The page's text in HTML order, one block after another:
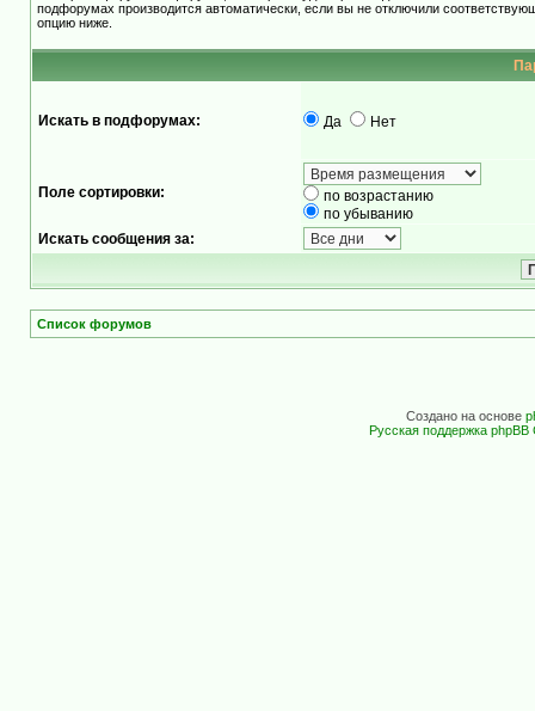
подфорумах производится автоматически, если вы не отключили
опцию ниже.
Искать в подфорумах: Да Нет
Поле сортировки:
по возрастанию
по убыванию
Искать сообщения за:
Список форумов
Создано на основе
Русская поддержка phpBB